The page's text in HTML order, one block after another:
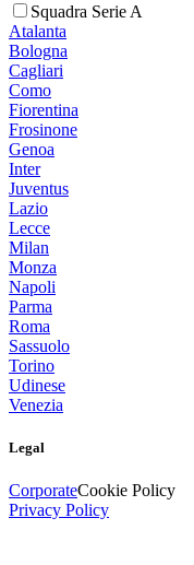
Squadra Serie A
Atalanta
Bologna
Cagliari
Como
Fiorentina
Frosinone
Genoa
Inter
Juventus
Lazio
Lecce
Milan
Monza
Napoli
Parma
Roma
Sassuolo
Torino
Udinese
Venezia
Legal
CorporateCookie Policy
Privacy Policy